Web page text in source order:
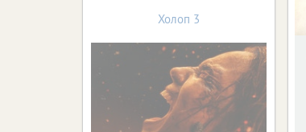
Холоп 3